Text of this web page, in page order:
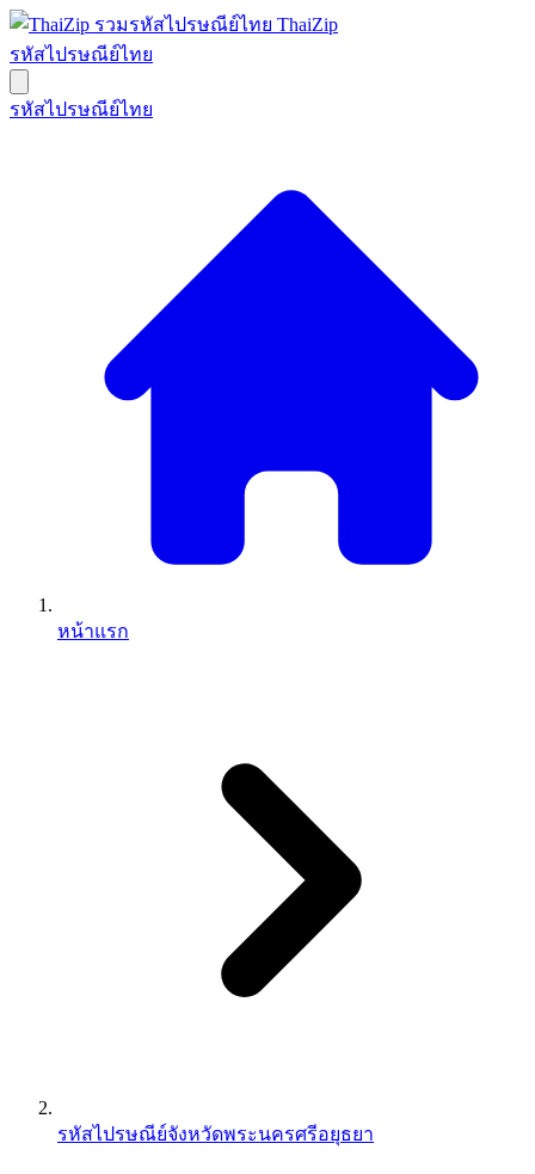
ThaiZip
รหัสไปรษณีย์ไทย
รหัสไปรษณีย์ไทย
หน้าแรก
รหัสไปรษณีย์จังหวัดพระนครศรีอยุธยา